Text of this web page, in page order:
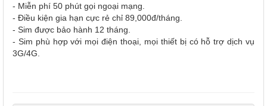
- Miễn phí 50 phút gọi ngoại mạng.
- Điều kiện gia hạn cực rẻ chỉ 89,000đ/tháng.
- Sim được bảo hành 12 tháng.
- Sim phù hợp với mọi điện thoại, mọi thiết bị có hỗ trợ dịch vụ
3G/4G.